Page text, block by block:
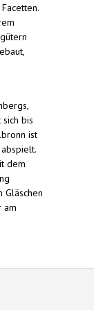
bis
ist
dem
Gläschen
am